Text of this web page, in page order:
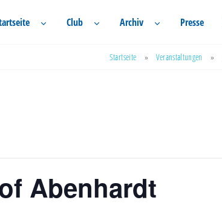
Club Archiv Presse
Startseite » Veranstaltungen »
Abenhardt